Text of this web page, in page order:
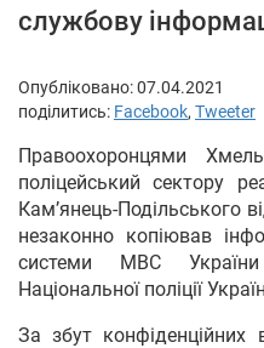
службову
Опубліковано:07.04.2021
поділитись: Facebook, Tweeter
Правоохоронцями
поліцейський сектору
Кам’янець-Подільського
незаконно копіював
системи МВС України
Національної поліції
За збут конфіденційних